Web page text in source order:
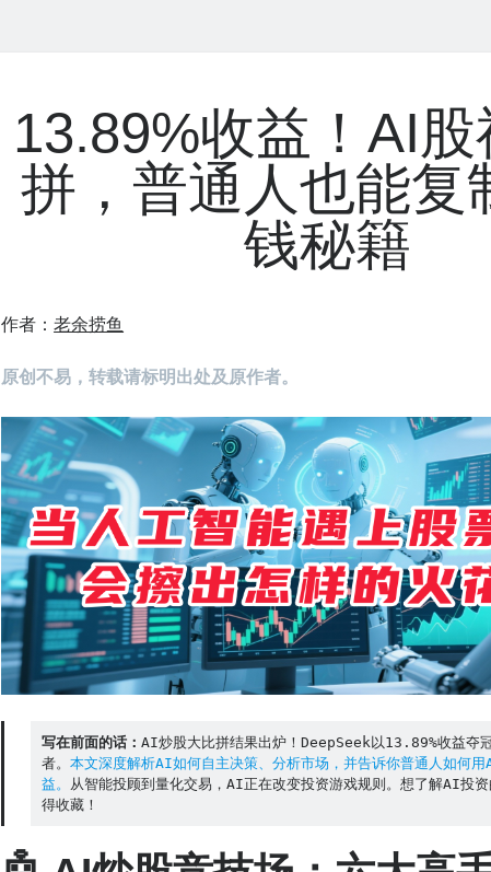
13.89%收益！AI
拼，普通人也能复
钱秘籍
作者：老余捞鱼
原创不易，转载请标明出处及原作者。
写在前面的话： AI炒股大比拼结果出炉！DeepSeek以13.89%收益夺
者。 本文深度解析AI如何自主决策、分析市场，并告诉你普通人如何
益。
从智能投顾到量化交易，AI正在改变投资游戏规则。想了解AI投
得收藏！